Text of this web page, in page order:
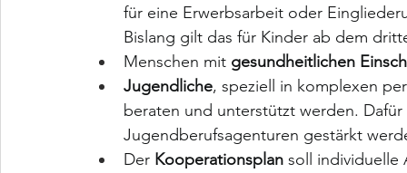
für eine Erwerbsarbeit oder
Bislang gilt das für Kinder ab dem
Menschen mit gesundheitlichen
Jugendliche, speziell in komplexen
beraten und unterstützt werden.
Jugendberufsagenturen gestärkt
Der Kooperationsplan soll